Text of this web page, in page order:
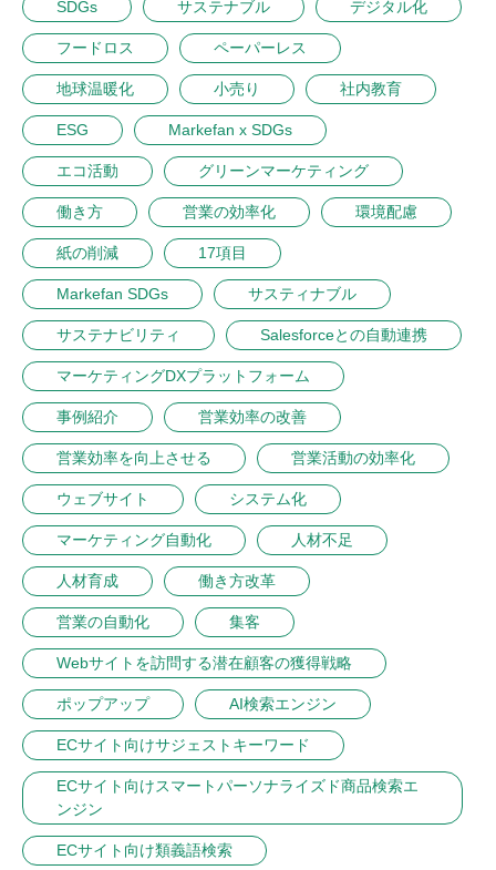
SDGs サステナブル デジタル化
フードロス ペーパーレス
地球温暖化 小売り 社内教育
ESG Markefan x SDGs
エコ活動 グリーンマーケティング
働き方 営業の効率化 環境配慮
紙の削減 17項目
Markefan SDGs サスティナブル
サステナビリティ Salesforceとの自動連携
マーケティングDXプラットフォーム
事例紹介 営業効率の改善
営業効率を向上させる 営業活動の効率化
ウェブサイト システム化
マーケティング自動化 人材不足
人材育成 働き方改革
営業の自動化 集客
Webサイトを訪問する潜在顧客の獲得戦略
ポップアップ AI検索エンジン
ECサイト向けサジェストキーワード
ECサイト向けスマートパーソナライズド商品検索エ
ンジン
ECサイト向け類義語検索